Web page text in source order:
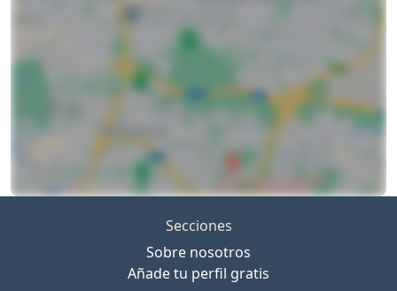
Secciones
Sobre nosotros
Añade tu perfil gratis